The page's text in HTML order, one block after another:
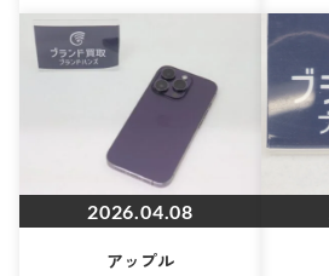
2026.04.08
アップル